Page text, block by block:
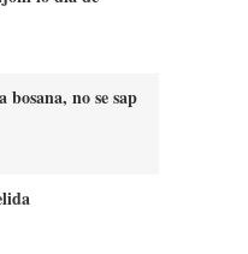
bosana, no se sap